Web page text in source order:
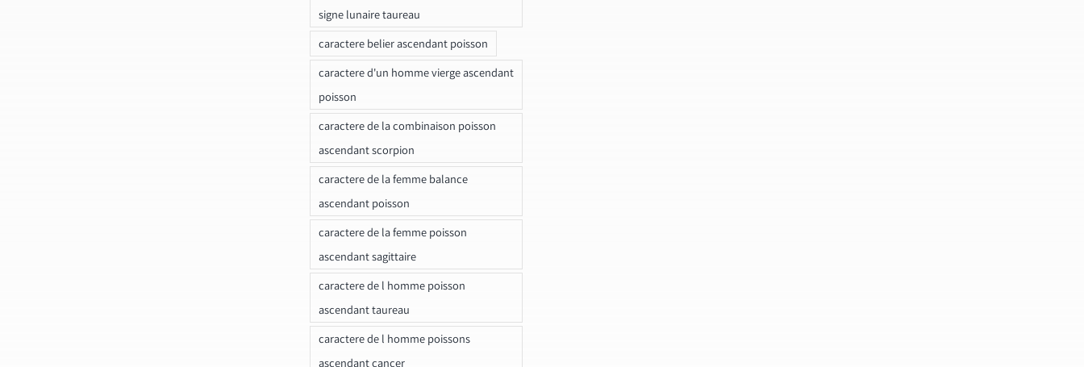
signe lunaire taureau
caractere belier ascendant poisson
caractere d'un homme vierge ascendant
poisson
caractere de la combinaison poisson
ascendant scorpion
caractere de la femme balance
ascendant poisson
caractere de la femme poisson
ascendant sagittaire
caractere de l homme poisson
ascendant taureau
caractere de l homme poissons
ascendant cancer